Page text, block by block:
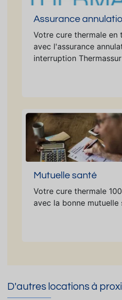
Assurance
Votre cure thermale en
avec l'assurance
interruption Thermassur
Mutuelle santé
Votre cure thermale
avec la bonne mutuelle
D'autres locations à